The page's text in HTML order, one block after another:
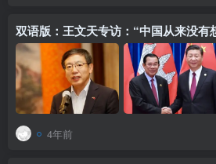
双语版：王文天专访：“中国从来没有
4年前